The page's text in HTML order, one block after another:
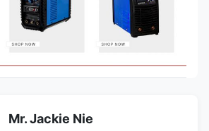
Mr. Jackie Nie